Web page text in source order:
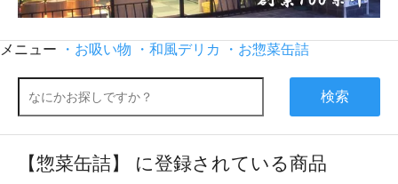
メニュー ・お吸い物 ・和風デリカ ・お惣菜缶詰
検索
【惣菜缶詰】 に登録されている商品